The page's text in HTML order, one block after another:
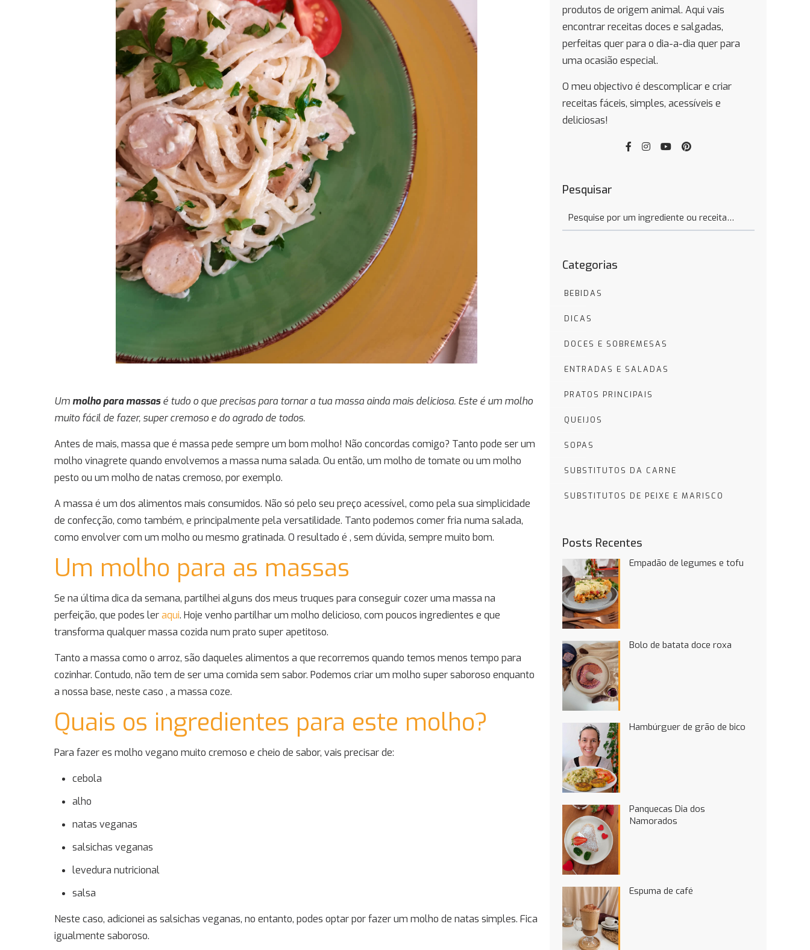
Um molho para massasé tudo o que precisas para tornar a tua massa ainda mais deliciosa. Este é um molho
muito fácil de fazer, super cremoso e do agrado de todos.
Antes de mais, massa que é massa pede sempre um bom molho! Não concordas comigo? Tanto pode ser um
molho vinagrete quando envolvemos a massa numa salada. Ou então, um molho de tomate ou um molho
pesto ou um molho de natas cremoso, por exemplo.
A massa é um dos alimentos mais consumidos. Não só pelo seu preço acessível, como pela sua simplicidade
de confecção, como também, e principalmente pela versatilidade. Tanto podemos comer fria numa salada,
como envolver com um molho ou mesmo gratinada. O resultado é , sem dúvida, sempre muito bom.
Um molho para as massas
Se na última dica da semana, partilhei alguns dos meus truques para conseguir cozer uma massa na
perfeição, que podes leraqui. Hoje venho partilhar um molho delicioso, com poucos ingredientes e que
transforma qualquer massa cozida num prato super apetitoso.
Tanto a massa como o arroz, são daqueles alimentos a que recorremos quando temos menos tempo para
cozinhar. Contudo, não tem de ser uma comida sem sabor. Podemos criar um molho super saboroso enquanto
a nossa base, neste caso , a massa coze.
Quais os ingredientes para este molho?
Para fazer es molho vegano muito cremoso e cheio de sabor, vais precisar de:
cebola
alho
natas veganas
salsichas veganas
levedura nutricional
salsa
Neste caso, adicionei as salsichas veganas, no entanto, podes optar por fazer um molho de natas simples. Fica
igualmente saboroso.
produtos de origem animal. Aqui vais
encontrar receitas doces e salgadas,
perfeitas quer para o dia-a-dia quer para
uma ocasião especial.
O meu objectivo é descomplicar e criar
receitas fáceis, simples, acessíveis e
deliciosas!
Pesquisar
Categorias
BEBIDAS
DICAS
DOCES E SOBREMESAS
ENTRADAS E SALADAS
PRATOS PRINCIPAIS
QUEIJOS
SOPAS
SUBSTITUTOS DA CARNE
SUBSTITUTOS DE PEIXE E MARISCO
Posts Recentes
Empadão de legumes e tofu
Bolo de batata doce roxa
Hambúrguer de grão de bico
Panquecas Dia dos
Namorados
Espuma de café